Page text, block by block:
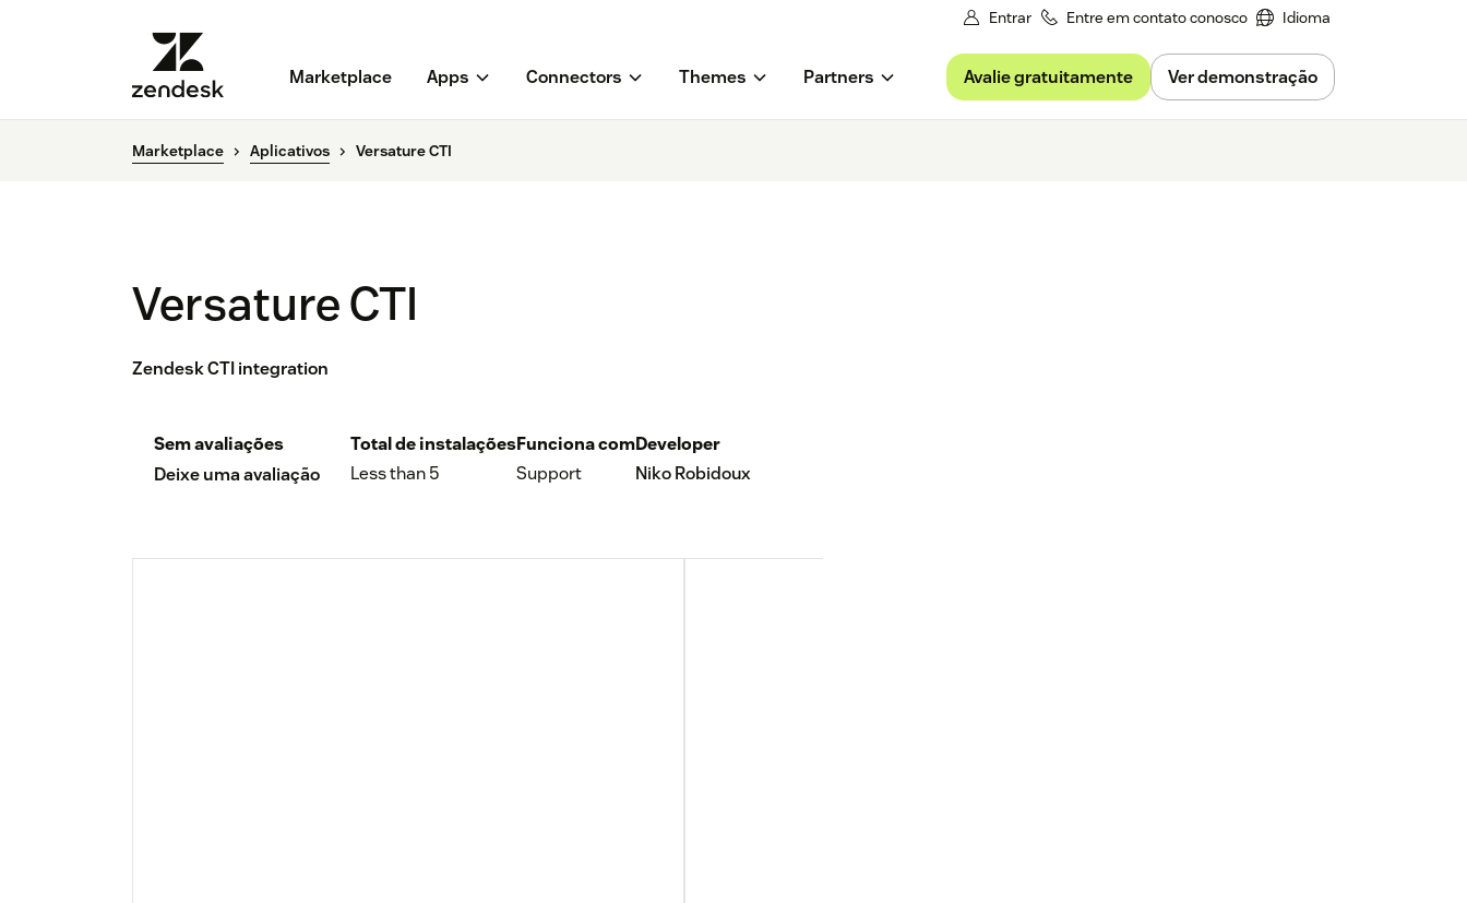
Entrar Entre em contato conosco Idioma
Marketplace Apps Connectors Themes Partners Avalie gratuitamente Ver demonstração
Marketplace Aplicativos Versature CTI
Versature CTI
Zendesk CTI integration
Sem avaliações
Deixe uma avaliação
Total de instalações
Less than 5
Funciona com
Support
Developer
Niko Robidoux